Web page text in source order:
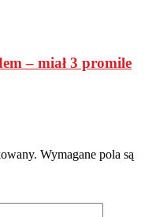
– miał 3 promile
Wymagane pola są